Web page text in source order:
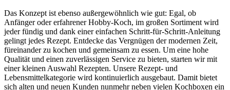
Das Konzept ist ebenso außergewöhnlich wie gut: Egal, ob
Anfänger oder erfahrener Hobby-Koch, im großen Sortiment wird
jeder fündig und dank einer einfachen Schritt-für-Schritt-Anleitung
gelingt jedes Rezept. Entdecke das Vergnügen der modernen Zeit,
füreinander zu kochen und gemeinsam zu essen. Um eine hohe
Qualität und einen zuverlässigen Service zu bieten, starten wir mit
einer kleinen Auswahl Rezepten. Unsere Rezept- und
Lebensmittelkategorie wird kontinuierlich ausgebaut. Damit bietet
sich alten und neuen Kunden nunmehr neben vielen Kochboxen ein